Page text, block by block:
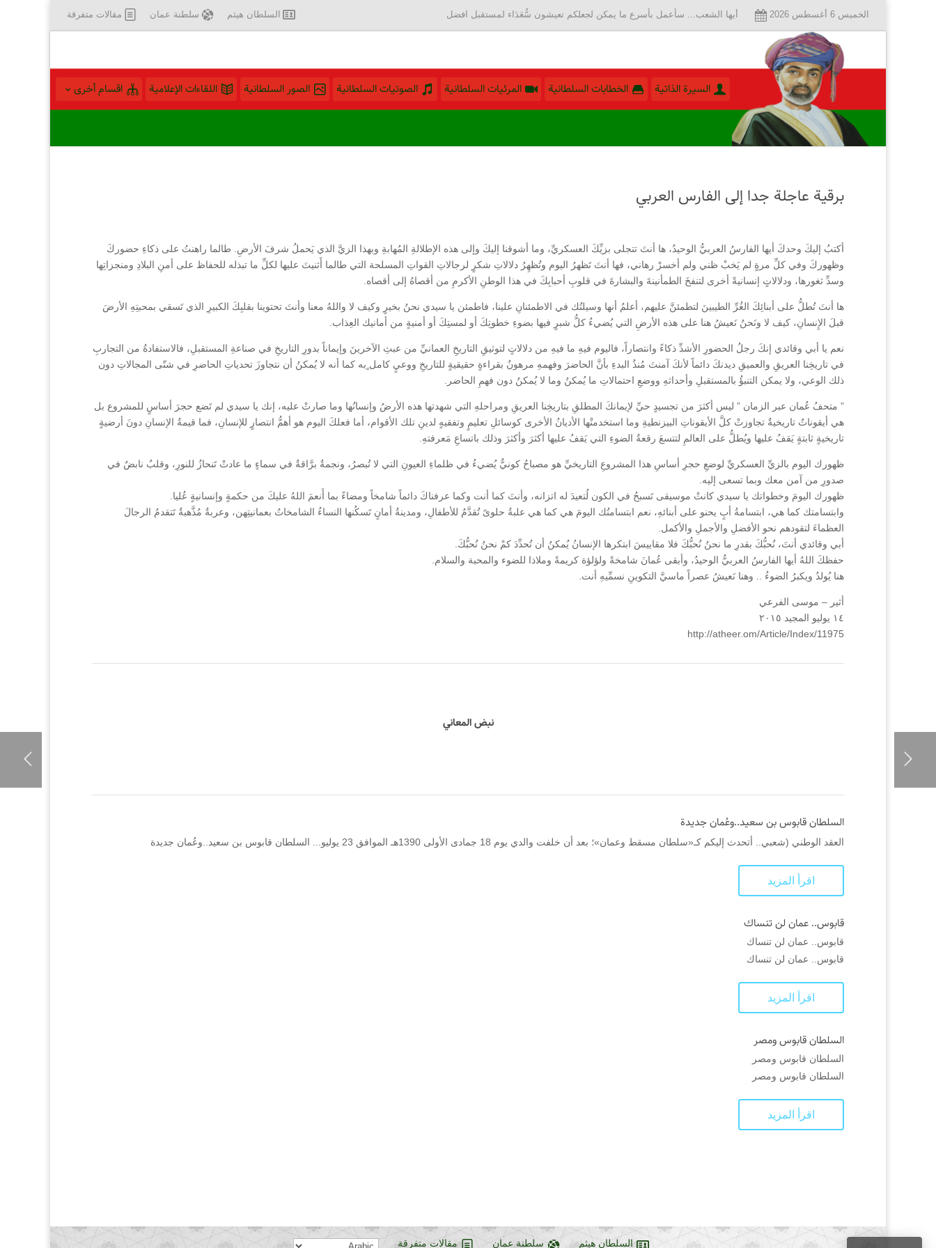
الخميس 6 أغسطس 2026 أيها الشعب... سأعمل بأسرع ما يمكن لجعلكم تعيشون سُّعَدَاء لمستقبل افضل السلطان هيثم سلطنة عمان مقالات متفرقة
السيرة الذاتية الخطابات السلطانية المرئيات السلطانية الصوتيات السلطانية الصور السلطانية اللقاءات الإعلامية اقسام أخرى
برقية عاجلة جدا إلى الفارس العربي
أكتبُ إليكَ وحدكَ أيها الفارسُ العربيُّ الوحيدُ، ها أنتَ تتجلى بزيِّكَ العسكريِّ، وما أشوقنا إليكَ وإلى هذه الإطلالةِ المُهابةِ وبهذا الزيَّ الذي يَحملُ شرفَ الأرضِ. طالما راهنتُ على ذكاءِ حضوركَ
وظهوركَ وفي كلِّ مرةٍ لم يَخبْ ظني ولم أخسرْ رهاني، فها أنتَ تَظهرُ اليوم وتُظهِرُ دلالاتِ شكرٍ لرجالاتِ القواتِ المسلحة التي طالما أَثنيتَ عليها لكلِّ ما تبذله للحفاظ على أمنِ البلادِ ومنجزاتِها
وسدِّ ثغورها، ودلالاتٍ إنسانيةً أخرى لتنفخَ الطمأنينةَ والبشارةَ في قلوبِ أحبابِكَ في هذا الوطنِ الأكرمِ من أقصاهُ إلى أقصاه.
ها أنتَ تُطلُّ على أبنائِكَ الغُرِّ الطيبينَ لتطمئنَّ عليهم، أعلمُ أنها وسيلتُك في الاطمئنانِ علينا، فاطمئن يا سيدي نحنُ بخيرٍ وكيف لا واللهُ معنا وأنتَ تحتوينا بقلبِكَ الكبيرِ الذي تَسقي بمحبتِهِ الأرضَ
قبلَ الإِنسانِ، كيف لا ونَحنُ نَعيشُ هنا على هذه الأرضِ التي يُضيءُ كلُّ شبرٍ فيها بضوءِ خطوتِكَ أو لمستِكَ أو أمنيةٍ من أمانيك العِذاب.
نعم يا أبي وقائدي إنكَ رجلُ الحضورِ الأشدِّ ذكاءً وانتصاراً، فاليوم فيهِ ما فيهِ من دلالاتٍ لتوثيقِ التاريخِ العمانيِّ من عبثِ الآخرينَ وإيماناً بدورِ التاريخِ في صناعةِ المستقبلِ، فالاستفادةُ من التجاربِ
في تاريخِنا العريقِ والعميقِ ديدنكَ دائماً لأنكَ آمنتَ مُنذُ البدءِ بأنَّ الحاضرَ وفهمهِ مرهونٌ بقراءةٍ حقيقيةٍ للتاريخِ ووعيٍ كامل ٍبه كما أنه لا يُمكنُ أن نتجاوزَ تحدياتِ الحاضرِ في شتّى المجالاتِ دون
ذلك الوعي، ولا يمكن التنبؤُ بالمستقبلِ وأحداثهِ ووضعِ احتمالاتِ ما يُمكنُ وما لا يُمكنُ دون فهمِ الحاضر.
” متحفُ عُمان عبر الزمان ” ليس أكثرَ من تجسيدٍ حيِّ لإيمانكَ المطلقِ بتاريخِنا العريقِ ومراحلهِ التي شهدتها هذه الأرضُ وإنسانُها وما صارتْ عليه، إنك يا سيدي لم تَضع حجرَ أساسٍ للمشروع بل
هي أيقوناتٌ تاريخيةٌ تجاوزتْ كلَّ الأيقوناتِ البيزنطيةِ وما استخدمتْها الأديانُ الأخرى كوسائلِ تعليمٍ وتفقيهٍ لدينِ تلك الأقوام، أما فعلكَ اليوم هو أهمُّ انتصارٍ للإنسانِ، فما قيمةُ الإنسانِ دونَ أرضيةٍ
تاريخيةٍ ثابتةٍ يَقفُ عليها ويُطلُّ على العالمِ لتتسعَ رقعةُ الضوءِ التي يَقفُ عليها أكثرَ وأكثرَ وذلك باتساعِ مَعرفتهِ.
ظهورك اليوم بالزيِّ العسكريِّ لوضعِ حجرِ أساسِ هذا المشروعِ التاريخيِّ هو مصباحُ كونيٌّ يُضيءُ في ظلماءِ العيونِ التي لا تُبصرُ، ونجمةٌ برَّاقةٌ في سماءٍ ما عادتْ تَنحازُ للنورِ، وقلبٌ نابضٌ في
صدورِ من آمن معك وبما تسعى إليه.
ظهورك اليومَ وخطواتك يا سيدي كانتْ موسيقى تَسبحُ في الكون لُتعيدَ له اتزانه، وأنتَ كما أنت وكما عرفناكَ دائماً شامخاً ومضاءً بما أَنعمَ اللهُ عليكَ من حكمةٍ وإنسانيةٍ عُليا.
وابتسامتك كما هي، ابتسامةُ أبٍ يحنو على أبنائهِ، نعم ابتسامتُك اليومَ هي كما هي علبةُ حلوىً تُقدَّمُ للأطفالِ، ومدينةُ أمانٍ تَسكُنها النساءُ الشامخاتُ بعمانيتِهن، وعربةٌ مُذَّهبةٌ تَتقدمُ الرجالَ
العظماءَ لتقودهم نحو الأفضلِ والأجملِ والأكمل.
أبي وقائدي أنتَ، نُحبُّكَ بقدرِ ما نحنُ نُحبُّكَ فلا مقاييسَ ابتكرها الإنسانُ يُمكنُ أن تُحدِّدَ كمْ نحنُ نُحبُّكَ.
حفظكَ اللهُ أيها الفارسُ العربيُّ الوحيدُ، وأبقى عُمانَ شامخةً ولؤلؤة كريمةً وملاذا للضوء والمحبة والسلام.
هنا يُولدُ ويكبرُ الضوءُ .. وهنا نَعيشُ عصراً ماسيَّ التكوينِ نسمِّيهِ أنت.
أثير – موسى الفرعي
١٤ يوليو المجيد ٢٠١٥
http://atheer.om/Article/Index/11975
نبض المعاني
السلطان قابوس بن سعيد..وعُمان جديدة
العقد الوطني (شعبي.. أتحدث إليكم كـ«سلطان مسقط وعمان»؛ بعد أن خلفت والدي يوم 18 جمادى الأولى 1390هـ الموافق 23 يوليو... السلطان قابوس بن سعيد..وعُمان جديدة
اقرأ المزيد
قابوس.. عمان لن تنساك
قابوس.. عمان لن تنساك
قابوس.. عمان لن تنساك
اقرأ المزيد
السلطان قابوس ومصر
السلطان قابوس ومصر
السلطان قابوس ومصر
اقرأ المزيد
السلطان هيثم سلطنة عمان مقالات متفرقة